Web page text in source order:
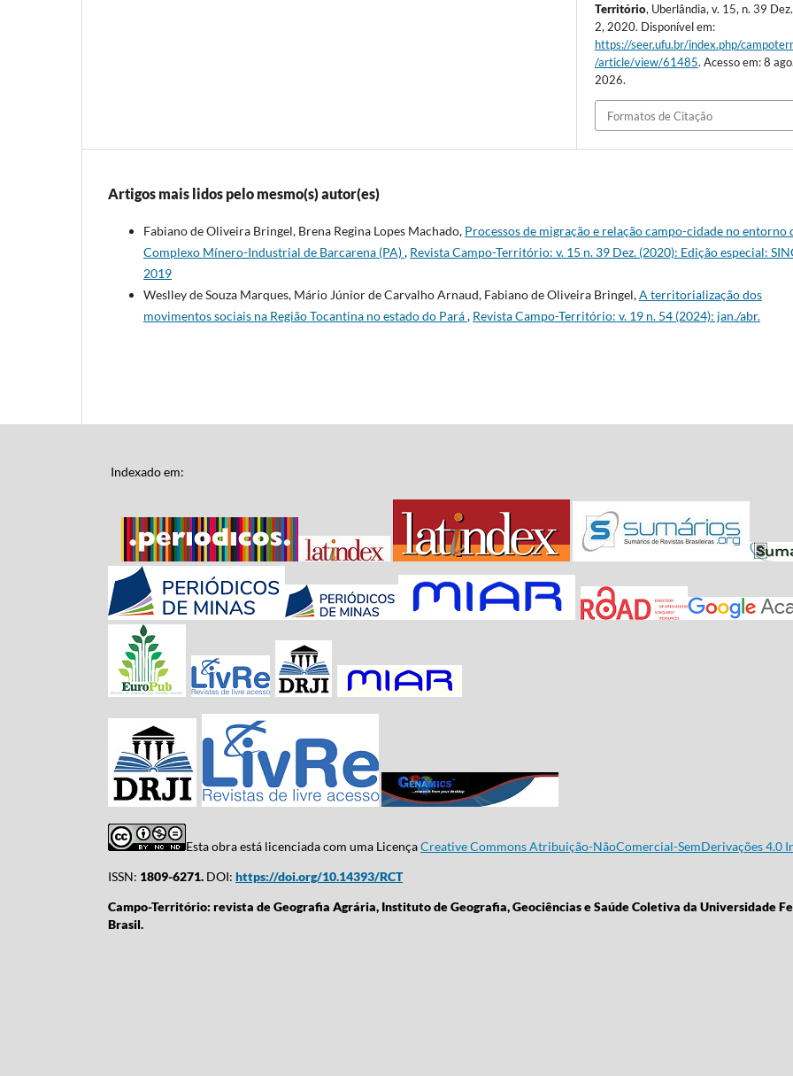
Território, Uberlândia, v. 15, n. 39
2, 2020. Disponível em:
https://seer.ufu.br/index.php/
/article/view/61485. Acesso em: 8 ago.
2026.
Formatos de Citação
Artigos mais lidos pelo mesmo(s) autor(es)
Fabiano de Oliveira Bringel, Brena Regina Lopes Machado, Processos de migração e relação campo-cidade no entorno
Complexo Mínero-Industrial de Barcarena (PA), Revista Campo-Território: v. 15 n. 39 Dez. (2020): Edição especial:
2019
Weslley de Souza Marques, Mário Júnior de Carvalho Arnaud, Fabiano de Oliveira Bringel,A territorialização dos
movimentos sociais na Região Tocantina no estado do Pará, Revista Campo-Território: v. 19 n. 54 (2024): jan./abr.
Indexado em:
Esta obra está licenciada com uma LicençaCreative Commons Atribuição-NãoComercial-SemDerivações 4.0
ISSN: 1809-6271. DOI: https://doi.org/10.14393/RCT
Campo-Território: revista de Geografia Agrária, Instituto de Geografia, Geociências e Saúde Coletiva da Universidade
Brasil.